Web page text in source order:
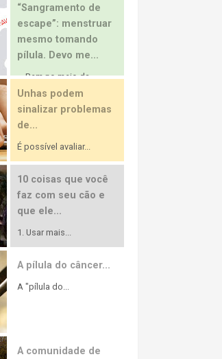
“Sangramento de
escape”: menstruar
mesmo tomando
pílula. Devo me...
… Bem no meio da...
Unhas podem
sinalizar problemas
de...
É possível avaliar...
10 coisas que você
faz com seu cão e
que ele...
1. Usar mais...
A pílula do câncer...
A "pílula do...
A comunidade de